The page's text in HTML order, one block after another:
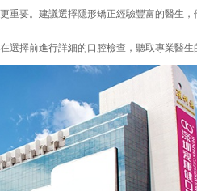
要。建議選擇隱形矯正經驗豐富的醫生，
擇前進行詳細的口腔檢查，聽取專業醫生